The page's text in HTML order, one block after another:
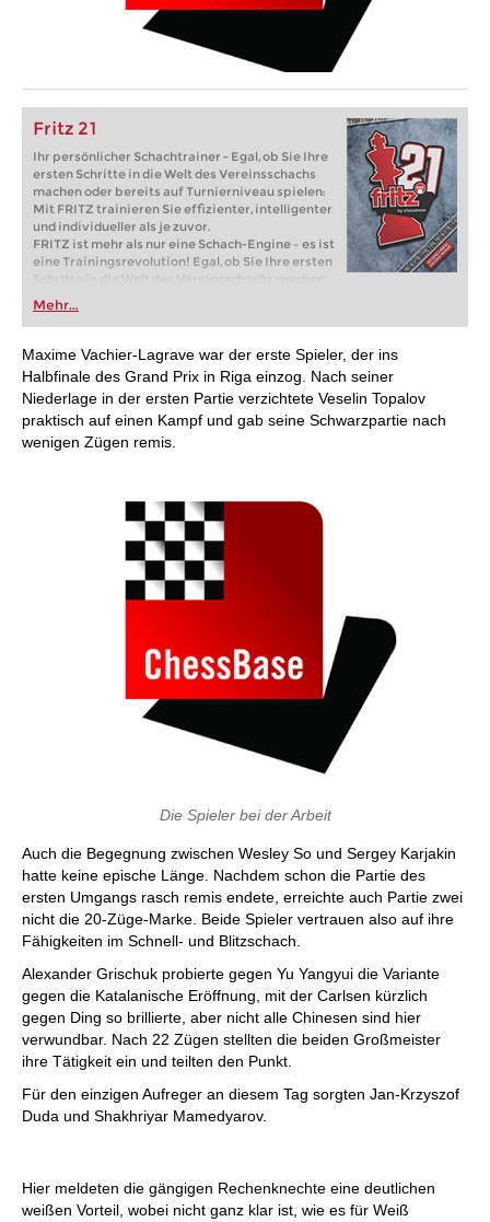
Fritz 21
Ihr persönlicher Schachtrainer - Egal, ob Sie Ihre
ersten Schritte in die Welt des Vereinsschachs
machen oder bereits auf Turnierniveau spielen:
Mit FRITZ trainieren Sie effizienter, intelligenter
und individueller als je zuvor.
FRITZ ist mehr als nur eine Schach-Engine – es ist
eine Trainingsrevolution! Egal, ob Sie Ihre ersten
Schritte in die Welt des Vereinsschachs machen
oder bereits auf Turnierniveau spielen: Mit
FRITZ trainieren Sie effizienter, intelligenter und
individueller als je zuvor.
Mehr...
Maxime Vachier-Lagrave war der erste Spieler, der ins
Halbfinale des Grand Prix in Riga einzog. Nach seiner
Niederlage in der ersten Partie verzichtete Veselin Topalov
praktisch auf einen Kampf und gab seine Schwarzpartie nach
wenigen Zügen remis.
Die Spieler bei der Arbeit
Auch die Begegnung zwischen Wesley So und Sergey Karjakin
hatte keine epische Länge. Nachdem schon die Partie des
ersten Umgangs rasch remis endete, erreichte auch Partie zwei
nicht die 20-Züge-Marke. Beide Spieler vertrauen also auf ihre
Fähigkeiten im Schnell- und Blitzschach.
Alexander Grischuk probierte gegen Yu Yangyui die Variante
gegen die Katalanische Eröffnung, mit der Carlsen kürzlich
gegen Ding so brillierte, aber nicht alle Chinesen sind hier
verwundbar. Nach 22 Zügen stellten die beiden Großmeister
ihre Tätigkeit ein und teilten den Punkt.
Für den einzigen Aufreger an diesem Tag sorgten Jan-Krzyszof
Duda und Shakhriyar Mamedyarov.
Hier meldeten die gängigen Rechenknechte eine deutlichen
weißen Vorteil, wobei nicht ganz klar ist, wie es für Weiß